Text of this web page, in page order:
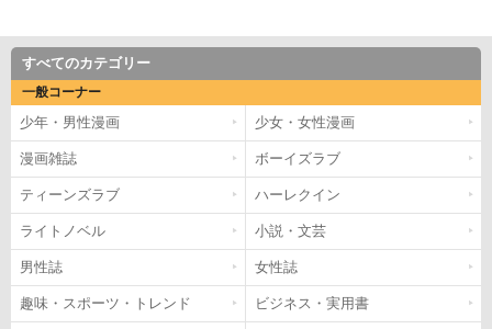
すべてのカテゴリー
一般コーナー
少年・男性漫画 少女・女性漫画
漫画雑誌 ボーイズラブ
ティーンズラブ ハーレクイン
ライトノベル 小説・文芸
男性誌 女性誌
趣味・スポーツ・トレンド ビジネス・実用書